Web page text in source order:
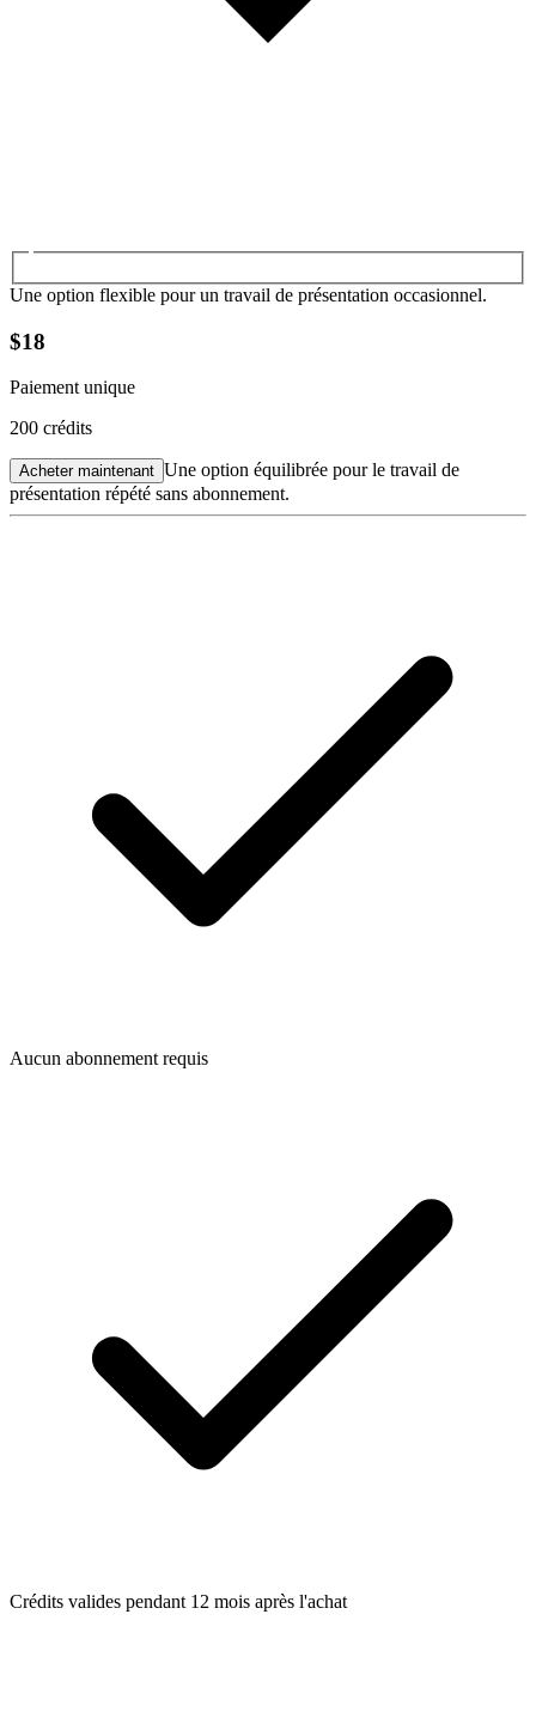
Une option flexible pour un travail de présentation occasionnel.
$18
Paiement unique
200 crédits
Acheter maintenant Une option équilibrée pour le travail de
présentation répété sans abonnement.
Aucun abonnement requis
Crédits valides pendant 12 mois après l'achat